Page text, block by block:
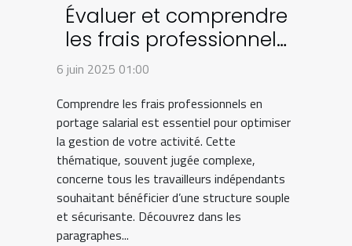
Évaluer et comprendre
les frais professionnels
en portage salarial
6 juin 2025 01:00
Comprendre les frais professionnels en
portage salarial est essentiel pour optimiser
la gestion de votre activité. Cette
thématique, souvent jugée complexe,
concerne tous les travailleurs indépendants
souhaitant bénéficier d’une structure souple
et sécurisante. Découvrez dans les
paragraphes...